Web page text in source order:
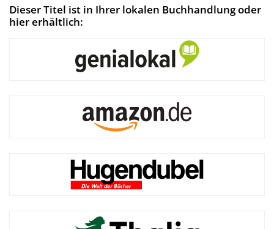
Dieser Titel ist in Ihrer lokalen Buchhandlung oder
hier erhältlich: